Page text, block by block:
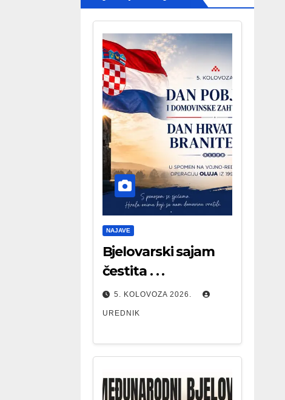
NAJAVE
Bjelovarski sajam
čestita . . .
5. KOLOVOZA 2026.
UREDNIK